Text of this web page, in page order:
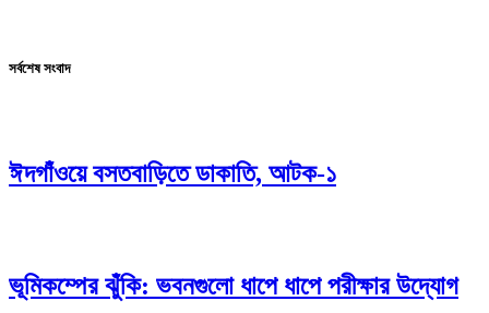
সর্বশেষ সংবাদ
ঈদগাঁওয়ে বসতবাড়িতে ডাকাতি, আটক-১
ভূমিকম্পের ঝুঁকি: ভবনগুলো ধাপে ধাপে পরীক্ষার উদ্যোগ